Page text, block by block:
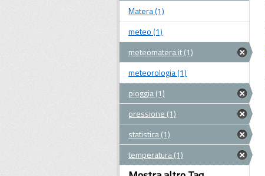
Matera (1)
meteo (1)
meteomatera.it (1)
meteorologia (1)
pioggia (1)
pressione (1)
statistica (1)
temperatura (1)